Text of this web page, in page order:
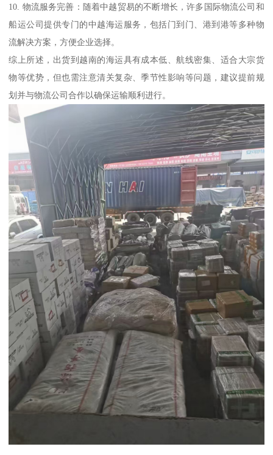
10. 物流服务完善：随着中越贸易的不断增长，许多国际物流公司和
船运公司提供专门的中越海运服务，包括门到门、港到港等多种物
流解决方案，方便企业选择。
综上所述，出货到越南的海运具有成本低、航线密集、适合大宗货
物等优势，但也需注意清关复杂、季节性影响等问题，建议提前规
划并与物流公司合作以确保运输顺利进行。